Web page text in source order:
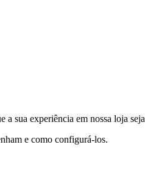
a sua experiência em nossa loja
e como configurá-los.